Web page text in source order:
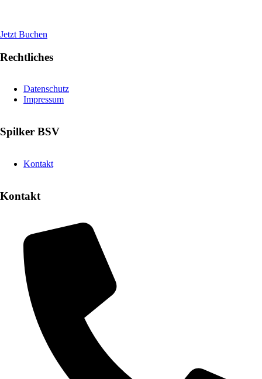
Jetzt Buchen
Rechtliches
Datenschutz
Impressum
Spilker BSV
Kontakt
Kontakt